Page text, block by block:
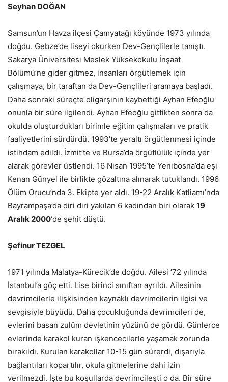
Seyhan DOĞAN
Samsun’un Havza ilçesi Çamyatağı köyünde 1973 yılında
doğdu. Gebze’de liseyi okurken Dev-Gençlilerle tanıştı.
Sakarya Üniversitesi Meslek Yüksekokulu İnşaat
Bölümü’ne gider gitmez, insanları örgütlemek için
çalışmaya, bir taraftan da Dev-Gençlileri aramaya başladı.
Daha sonraki süreçte oligarşinin kaybettiği Ayhan Efeoğlu
onunla bir süre ilgilendi. Ayhan Efeoğlu gittikten sonra da
okulda oluşturdukları birimle eğitim çalışmaları ve pratik
faaliyetlerini sürdürdü. 1993’te yeraltı örgütlenmesi içinde
istihdam edildi. İzmit’te ve Bursa’da örgütlülük içinde yer
alarak görevler üstlendi. 16 Nisan 1995’te Yenibosna’da eşi
Kenan Günyel ile birlikte gözaltına alınarak tutuklandı. 1996
Ölüm Orucu’nda 3. Ekipte yer aldı. 19-22 Aralık Katliamı’nda
Bayrampaşa’da diri diri yakılan 6 kadından biri olarak 19
Aralık 2000‘de şehit düştü.
Şefinur TEZGEL
1971 yılında Malatya-Kürecik’de doğdu. Ailesi ’72 yılında
İstanbul’a göç etti. Lise birinci sınıftan ayrıldı. Ailesinin
devrimcilerle ilişkisinden kaynaklı devrimcilerin ilgisi ve
sevgisiyle büyüdü. Daha çocukluğunda devrimcileri de,
evlerini basan zulüm devletinin yüzünü de gördü. Günlerce
evlerinde karakol kuran işkencecilerle yaşamak zorunda
bırakıldı. Kurulan karakollar 10-15 gün sürerdi, dışarıyla
bağlantıları kopartılır, okula gitmelerine dahi izin
verilmezdi. İşte bu koşullarda devrimcileşti o da. Bir süre